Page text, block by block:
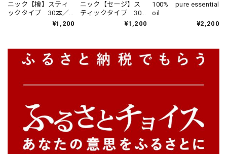
ニック【檜】スティ
ックタイプ 30本／
¥1,200
ニック【セージ】ス
ティックタイプ 30
¥1,200
100% pure essential
oil
¥2,200